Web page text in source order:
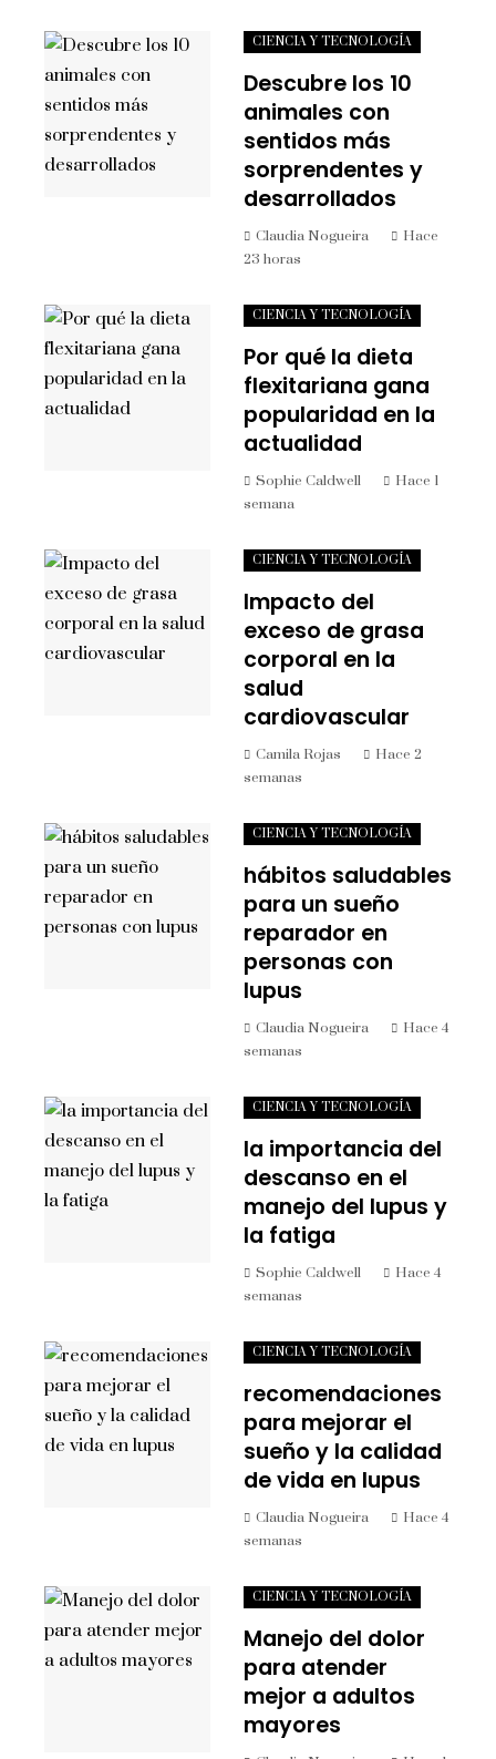
CIENCIA Y TECNOLOGÍA
Descubre los 10
animales con
sentidos más
sorprendentes y
desarrollados
Claudia Nogueira
Hace
23 horas
CIENCIA Y TECNOLOGÍA
Por qué la dieta
flexitariana gana
popularidad en la
actualidad
Sophie Caldwell
Hace 1
semana
CIENCIA Y TECNOLOGÍA
Impacto del
exceso de grasa
corporal en la
salud
cardiovascular
Camila Rojas
Hace 2
semanas
CIENCIA Y TECNOLOGÍA
hábitos saludables
para un sueño
reparador en
personas con
lupus
Claudia Nogueira
Hace 4
semanas
CIENCIA Y TECNOLOGÍA
la importancia del
descanso en el
manejo del lupus y
la fatiga
Sophie Caldwell
Hace 4
semanas
CIENCIA Y TECNOLOGÍA
recomendaciones
para mejorar el
sueño y la calidad
de vida en lupus
Claudia Nogueira
Hace 4
semanas
CIENCIA Y TECNOLOGÍA
Manejo del dolor
para atender
mejor a adultos
mayores